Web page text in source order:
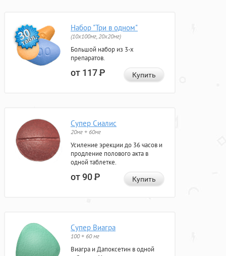
Набор "Три в одном"
(10x100мг, 20x20мг)
Большой набор из 3-х
препаратов.
от 117Р Купить
Супер Сиалис
20мг + 60мг
Усиление эрекции до 36 часов и
продление полового акта в
одной таблетке.
от 90Р Купить
Супер Виагра
100 + 60 мг
Виагра и Дапоксетин в одной